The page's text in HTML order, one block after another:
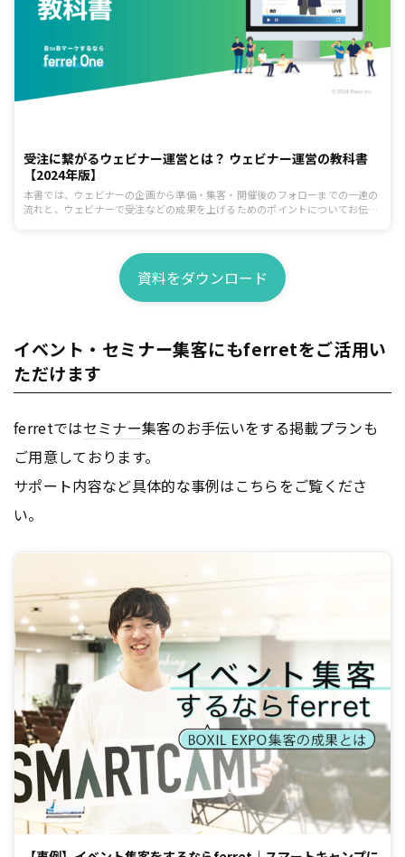
受注に繋がるウェビナー運営とは？ ウェビナー運営の教科書
【2024年版】
本書では、ウェビナーの企画から準備・集客・開催後のフォローまでの一連の
流れと、ウェビナーで受注などの成果を上げるためのポイントについてお伝え
資料をダウンロード
イベント・セミナー集客にもferretをご活用い
ただけます
ferretではセミナー集客のお手伝いをする掲載プランも
ご用意しております。
サポート内容など具体的な事例はこちらをご覧くださ
い。